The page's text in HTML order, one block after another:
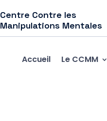
Centre Contre les
Manipulations Mentales
Accueil Le CCMM